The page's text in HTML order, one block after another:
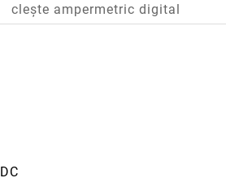
cleşte ampermetric digital